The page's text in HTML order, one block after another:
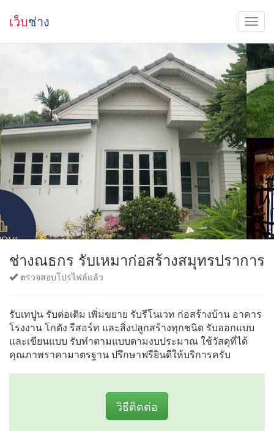
เว็บช่าง
ช่างณธกร รับเหมาก่อสร้างสมุทรปราการ
ตรวจสอบโปรไฟล์แล้ว
รับเทปูน รับต่อเติม เพิ่มขยาย รับรีโนเวท ก่อสร้างบ้าน อาคาร
โรงงาน โกดัง รีสอร์ท และสิ่งปลูกสร้างทุกชนิด รับออกแบบ
และเขียนแบบ รับทำตามแบบตามงบประมาณ ใช้วัสดุที่ได้
คุณภาพราคามาตรฐาน ปรึกษาฟรียินดีให้บริการครับ
วิธีติดต่อ